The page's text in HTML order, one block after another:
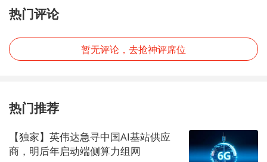
热门评论
暂无评论，去抢神评席位
热门推荐
【独家】英伟达急寻中国AI基站供应
商，明后年启动端侧算力组网